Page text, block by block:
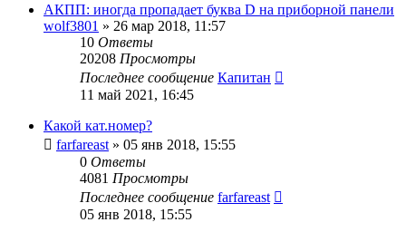
АКПП: иногда пропадает буква D на приборной панели
wolf3801 » 26 мар 2018, 11:57
10 Ответы
20208 Просмотры
Последнее сообщение Капитан
11 май 2021, 16:45
Какой кат.номер?
farfareast » 05 янв 2018, 15:55
0 Ответы
4081 Просмотры
Последнее сообщение farfareast
05 янв 2018, 15:55